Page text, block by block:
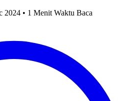
2024 • 1 Menit Waktu Baca